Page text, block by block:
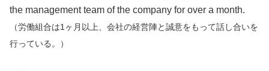
the management team of the company for over a month.
（労働組合は1ヶ月以上、会社の経営陣と誠意をもって話し合いを
行っている。）